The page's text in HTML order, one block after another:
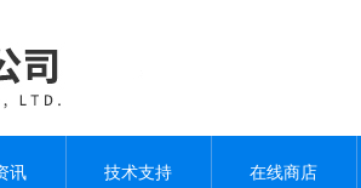
讯 技术支持 在线商店